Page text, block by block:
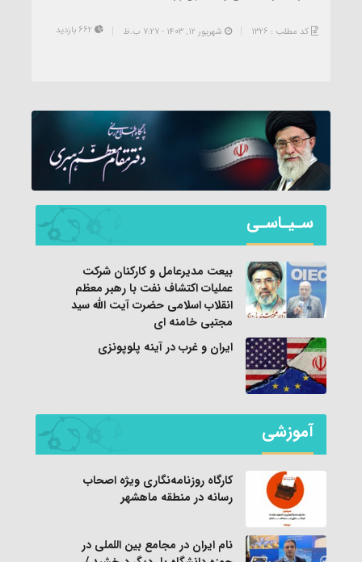
کد مطلب : 1326 شهریور ۱۲, ۱۴۰۳ - 7:27 ب.ظ
سـیـاسـی
بیعت مدیرعامل و کارکنان شرکت
عملیات اکتشاف نفت با رهبر معظم
انقلاب اسلامی حضرت آیت الله سید
مجتبی خامنه ای
ایران و غرب در آینه پلوپونزی
آموزشی
کارگاه روزنامه‌نگاری ویژه اصحاب
رسانه در منطقه ماهشهر
نام ایران در مجامع بین اللملی در